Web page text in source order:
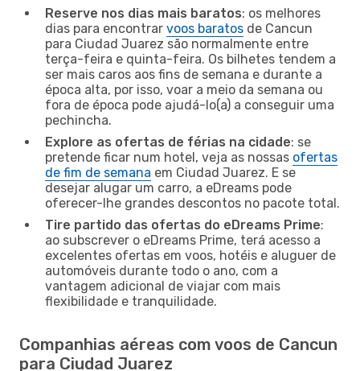
Reserve nos dias mais baratos: os melhores
dias para encontrar voos baratos de Cancun
para Ciudad Juarez são normalmente entre
terça-feira e quinta-feira. Os bilhetes tendem a
ser mais caros aos fins de semana e durante a
época alta, por isso, voar a meio da semana ou
fora de época pode ajudá-lo(a) a conseguir uma
pechincha.
Explore as ofertas de férias na cidade: se
pretende ficar num hotel, veja as nossas ofertas
de fim de semana em Ciudad Juarez. E se
desejar alugar um carro, a eDreams pode
oferecer-lhe grandes descontos no pacote total.
Tire partido das ofertas do eDreams Prime:
ao subscrever o eDreams Prime, terá acesso a
excelentes ofertas em voos, hotéis e aluguer de
automóveis durante todo o ano, com a
vantagem adicional de viajar com mais
flexibilidade e tranquilidade.
Companhias aéreas com voos de Cancun
para Ciudad Juarez